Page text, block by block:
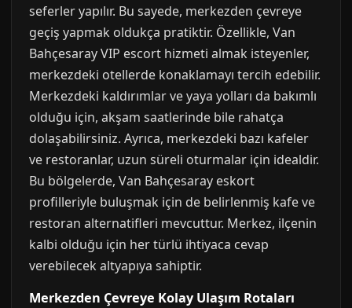
seferler yapılır. Bu sayede, merkezden çevreye
geçiş yapmak oldukça pratiktir. Özellikle, Van
Bahçesaray VIP escort hizmeti almak isteyenler,
merkezdeki otellerde konaklamayı tercih edebilir.
Merkezdeki kaldırımlar ve yaya yolları da bakımlı
olduğu için, akşam saatlerinde bile rahatça
dolaşabilirsiniz. Ayrıca, merkezdeki bazı kafeler
ve restoranlar, uzun süreli oturmalar için idealdir.
Bu bölgelerde, Van Bahçesaray eskort
profilleriyle buluşmak için de belirlenmiş kafe ve
restoran alternatifleri mevcuttur. Merkez, ilçenin
kalbi olduğu için her türlü ihtiyaca cevap
verebilecek altyapıya sahiptir.
Merkezden Çevreye Kolay Ulaşım Rotaları